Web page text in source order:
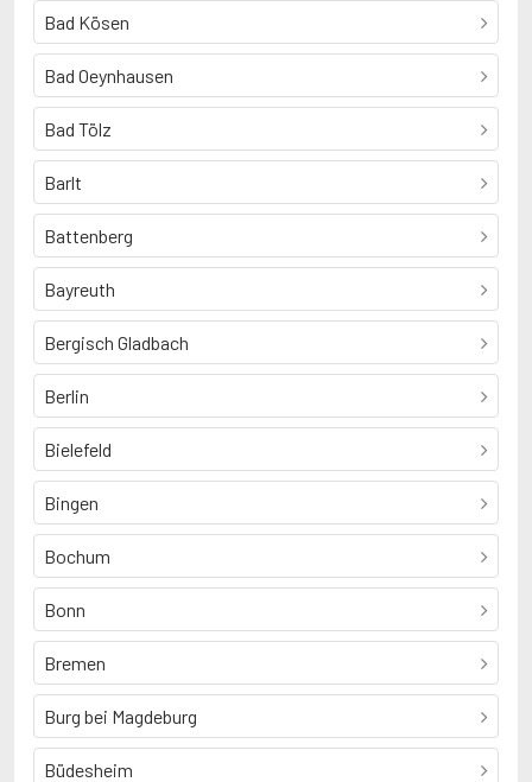
Bad Kösen
Bad Oeynhausen
Bad Tölz
Barlt
Battenberg
Bayreuth
Bergisch Gladbach
Berlin
Bielefeld
Bingen
Bochum
Bonn
Bremen
Burg bei Magdeburg
Büdesheim